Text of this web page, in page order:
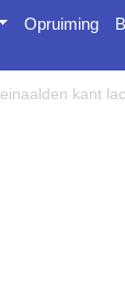
Opruiming
kant